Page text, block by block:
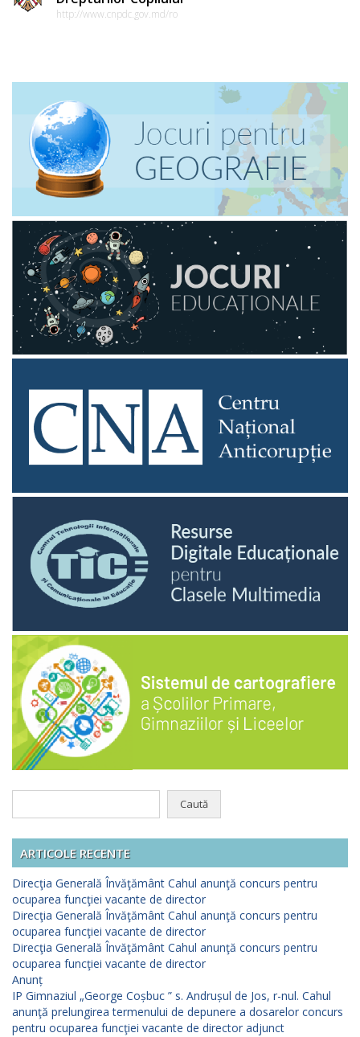
http://www.cnpdc.gov.md/ro
ARTICOLE RECENTE
Direcţia Generală Învăţământ Cahul anunţă concurs pentru
ocuparea funcţiei vacante de director
Direcţia Generală Învăţământ Cahul anunţă concurs pentru
ocuparea funcţiei vacante de director
Direcţia Generală Învăţământ Cahul anunţă concurs pentru
ocuparea funcţiei vacante de director
Anunț
IP Gimnaziul „George Coșbuc ” s. Andrușul de Jos, r-nul. Cahul
anunţă prelungirea termenului de depunere a dosarelor concurs
pentru ocuparea funcţiei vacante de director adjunct